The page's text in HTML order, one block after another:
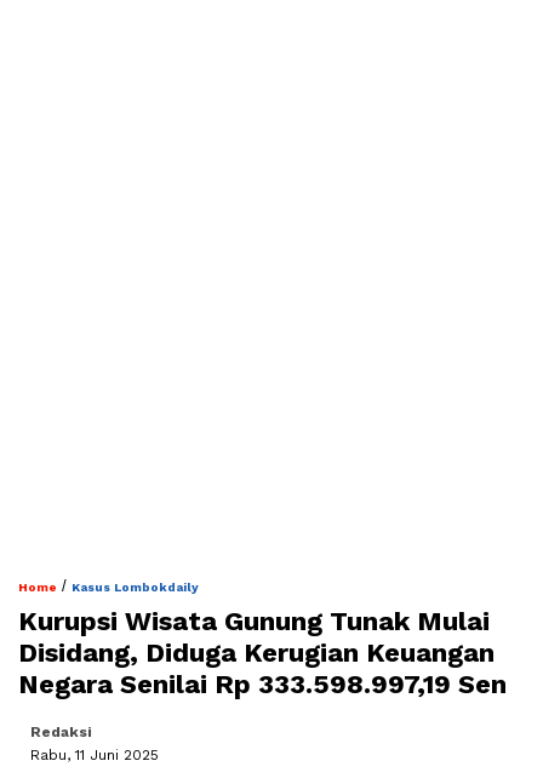
Home / Kasus Lombokdaily
Kurupsi Wisata Gunung Tunak Mulai
Disidang, Diduga Kerugian Keuangan
Negara Senilai Rp 333.598.997,19 Sen
Redaksi
Rabu, 11 Juni 2025